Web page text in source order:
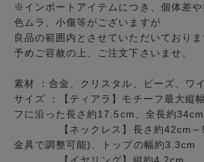
※インポートアイテムにつき、個体差や
色ムラ、小傷等がございますが
良品の範囲内とさせていただいておりま
予めご容赦の上、ご注文下さいませ。
素材 ：合金、クリスタル、ビーズ、ワ
サイズ ：【ティアラ】モチーフ最大縦
フに沿った長さ約17.5cm、全長約34cm
【ネックレス】長さ約42cm～
金具で調整可能)、トップの幅約3.3cm